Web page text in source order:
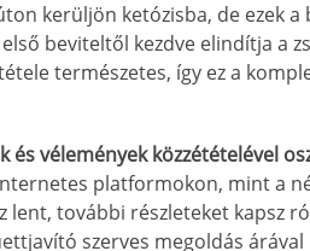
kerüljön ketózisba, de ezek a
beviteltől kezdve elindítja a
természetes, így ez a
és vélemények közzétételével
platformokon, mint a
lent, további részleteket kapsz
szerves megoldás árával